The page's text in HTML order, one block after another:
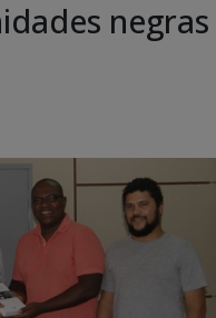
negras